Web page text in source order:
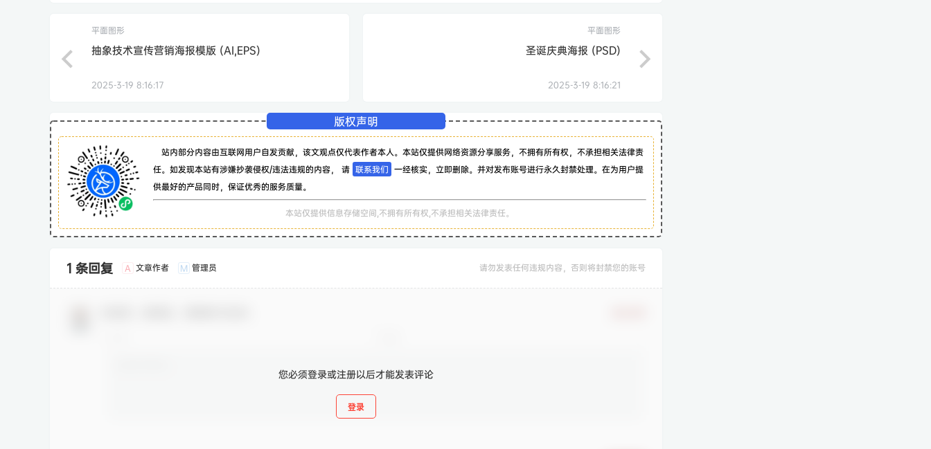
平面图形
抽象技术宣传营销海报模版 (AI,EPS)
2025-3-19 8:16:17
平面图形
圣诞庆典海报 (PSD)
2025-3-19 8:16:21
版权声明
站内部分内容由互联网用户自发贡献，该文观点仅代表作者本人。本站仅提供网络资源分享服务，不拥有所有权，不承担相关法律责
任。如发现本站有涉嫌抄袭侵权/违法违规的内容， 请 联系我们 一经核实，立即删除。并对发布账号进行永久封禁处理。在为用户提
供最好的产品同时，保证优秀的服务质量。
本站仅提供信息存储空间,不拥有所有权,不承担相关法律责任。
1 条回复 A 文章作者 M 管理员 请勿发表任何违规内容，否则将封禁您的账号
您必须登录或注册以后才能发表评论
登录